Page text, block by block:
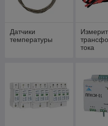
Датчики
температуры
тока